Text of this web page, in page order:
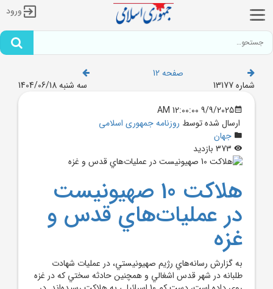
ورود
صفحه 12
شماره 13177
سه شنبه 1404/06/18
9/9/2025 12:00:00 AM
ارسال شده توسط روزنامه جمهوری اسلامی
جهان
هلاکت 10 صهيونيست
در عمليات‌هاي قدس و
غزه
به گزارش رسانه‌هاي رژيم صهيونيستي، در عمليات شهادت
طلبانه در شهر قدس اشغالي و همچنين حادثه سختي که در غزه